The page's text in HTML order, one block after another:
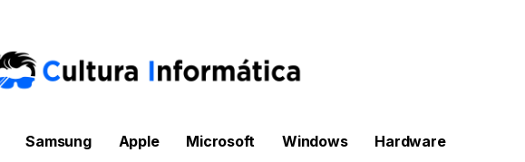
Samsung Apple Microsoft Windows Hardware